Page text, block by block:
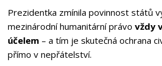
Prezidentka zmínila povinnost států
mezinárodní humanitární právo vždy
účelem– a tím je skutečná ochrana
přímo v nepřátelství.